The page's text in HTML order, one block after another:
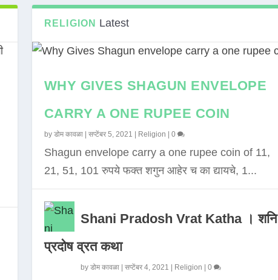
RELIGION Latest
WHY GIVES SHAGUN ENVELOPE
CARRY A ONE RUPEE COIN
by डोम कावळा| सप्टेंबर 5, 2021 Religion 0
Shagun envelope carry a one rupee coin of 11,
21, 51, 101 रुपये फक्त शगुन आहेर च का द्यायचे, 1...
Shani Pradosh Vrat Katha । शनि
प्रदोष व्रत कथा
by डोम कावळा| सप्टेंबर 4, 2021 Religion 0